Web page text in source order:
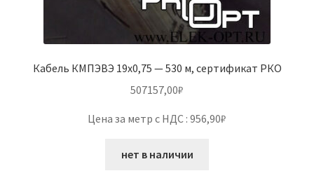
Кабель КМПЭВЭ 19х0,75 — 530 м, сертификат РКО
507157,00₽
Цена за метр с НДС : 956,90₽
нет в наличии